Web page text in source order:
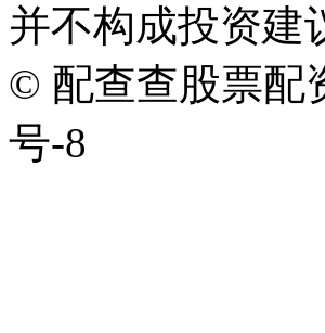
并不构成投资建
© 配查查股票配
号-8